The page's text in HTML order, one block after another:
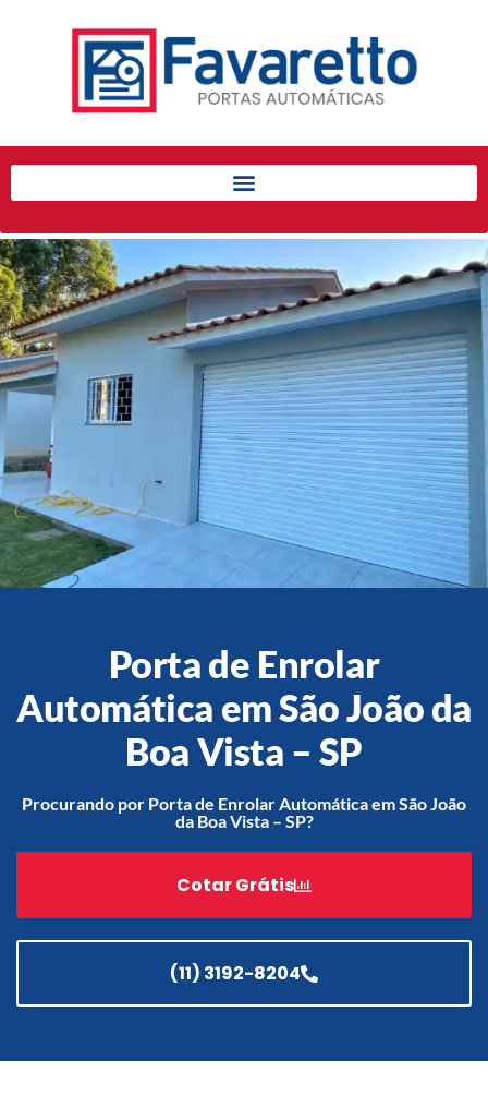
Produtos
Porta de Enrolar Automática
Automatizadores
Acessórios Para Portas de
Enrolar
Pintura eletrostática
Portfólio
Contato
Acessórios
Portão de Garagem de
Enrolar em Teresópolis – RJ
Portão de Garagem de
Enrolar em São Pedro da
Enrolar em São João de
Meriti – RJ
Portão de Garagem de
Enrolar em São Gonçalo – RJ
Portão de Garagem de
Porta de Enrolar
Automática em São João da
Boa Vista – SP
Procurando por Porta de Enrolar Automática em São João
da Boa Vista – SP?
Cotar Grátis
(11) 3192-8204